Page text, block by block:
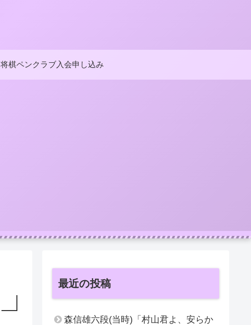
将棋ペンクラブ入会申し込み
最近の投稿
森信雄六段(当時)「村山君よ、安らか